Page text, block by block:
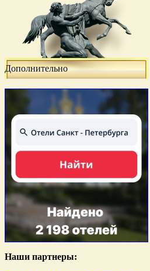
Дополнительно
Наши партнеры: